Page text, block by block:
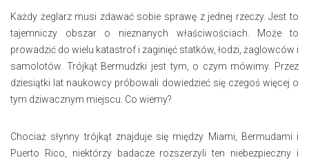
Każdy żeglarz musi zdawać sobie sprawę z jednej rzeczy. Jest to
tajemniczy obszar o nieznanych właściwościach. Może to
prowadzić do wielu katastrof i zaginięć statków, łodzi, żaglowców i
samolotów. Trójkąt Bermudzki jest tym, o czym mówimy. Przez
dziesiątki lat naukowcy próbowali dowiedzieć się czegoś więcej o
tym dziwacznym miejscu. Co wiemy?
Chociaż słynny trójkąt znajduje się między Miami, Bermudami i
Puerto Rico, niektórzy badacze rozszerzyli ten niebezpieczny i